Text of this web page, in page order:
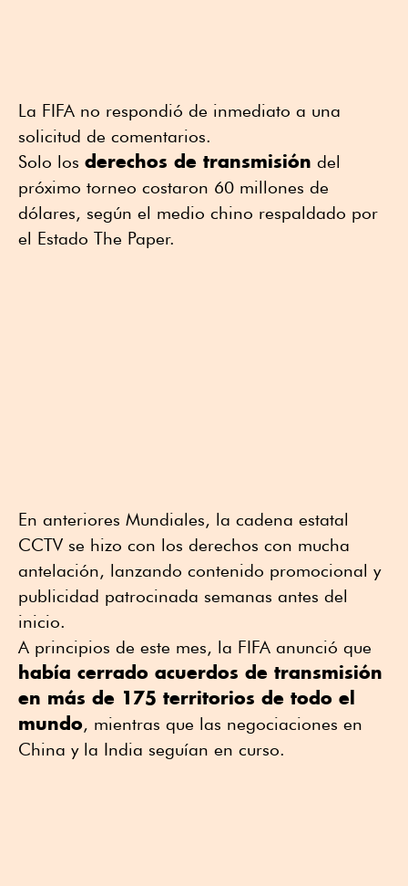
La ⁠FIFA no respondió de inmediato a ⁠una
solicitud de comentarios.
Solo los ⁠derechos de transmisión del
próximo torneo costaron 60 millones de
dólares, según ⁠el medio chino respaldado por
el Estado The Paper.
En anteriores Mundiales, la cadena estatal
CCTV se hizo con los derechos con mucha
antelación, lanzando contenido promocional y
publicidad patrocinada semanas antes del
inicio.
A principios de este mes, la FIFA anunció que
había cerrado acuerdos de transmisión
en más de 175 territorios de todo el
mundo, ⁠mientras que las negociaciones en
China y la India seguían en curso.